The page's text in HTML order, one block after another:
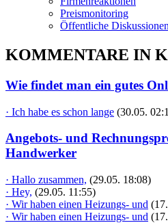
Preismonitoring
Öffentliche Diskussionen
KOMMENTARE IN
Wie findet man ein gutes
· Ich habe es schon lange (30.05.
Angebots- und
Handwerker
· Hallo zusammen, (29.05. 18:08)
· Hey, (29.05. 11:55)
· Wir haben einen Heizungs- und
· Wir haben einen Heizungs- und